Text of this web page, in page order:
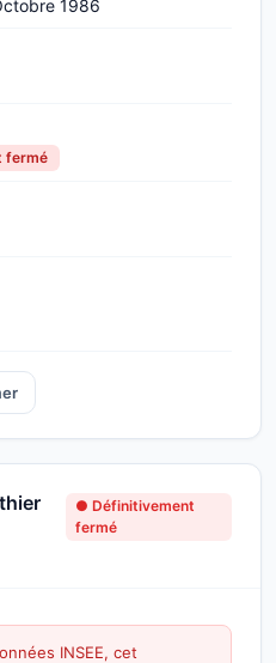
1986
fermé
● Définitivement
fermé
INSEE, cet